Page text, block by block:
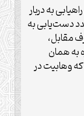
به دربار
دست‌یابی به
مقابل،
به همان
وهابیت در